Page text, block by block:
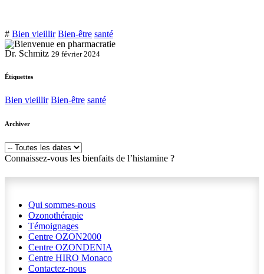
# Bien vieillir Bien-être santé
Dr. Schmitz 29 février 2024
Étiquettes
Bien vieillir Bien-être santé
Archiver
Connaissez-vous les bienfaits de l’histamine ?
Qui sommes-nous
Ozonothérapie
Témoignages
Centre OZON2000
Centre OZONDENIA
Centre HIRO Monaco
Contactez-nous